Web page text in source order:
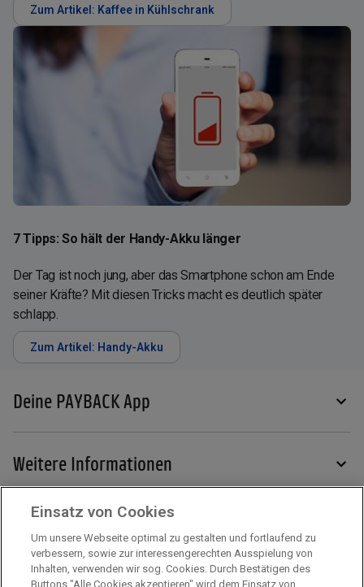
Zum Artikel: Kaffee in Kühlschrank
7 Tipps: So hält der Handy-Akku länger
Der Tag ist noch jung, aber das Smartphone schon am Ende
seiner Kräfte? Mit diesen Tricks macht es deutlich später
schlapp.
Zum Artikel: Handy-Akku
Deine PAYBACK App
Weitere Informationen
Einsatz von Cookies
Um unsere Webseite optimal zu gestalten und fortlaufend zu
verbessern, sowie zur interessengerechten Ausspielung von
Inhalten, verwenden wir sog. Cookies. Durch Bestätigen des
Buttons "Alle Cookies akzeptieren" wird dem Einsatz von